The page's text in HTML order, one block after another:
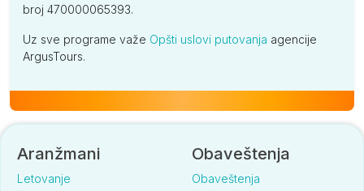
broj 470000065393.
Uz sve programe važe Opšti uslovi putovanja agencije
ArgusTours.
Aranžmani
Letovanje
Obaveštenja
Obaveštenja